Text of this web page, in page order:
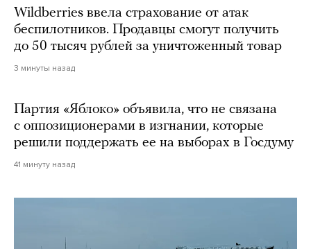
Wildberries ввела страхование от атак
беспилотников. Продавцы смогут получить
до 50 тысяч рублей за уничтоженный товар
3 минуты назад
Партия «Яблоко» объявила, что не связана
с оппозиционерами в изгнании, которые
решили поддержать ее на выборах в Госдуму
41 минуту назад